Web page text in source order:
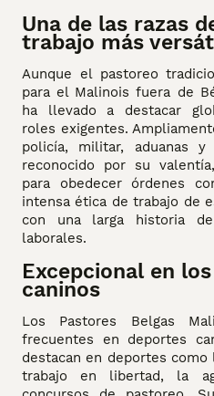
Una de las razas
trabajo más
Aunque el pastoreo
para el Malinois fuera de
ha llevado a destacar
roles exigentes.
policía, militar, aduanas
reconocido por su
para obedecer órdenes
intensa ética de trabajo de
con una larga historia
laborales.
Excepcional en
caninos
Los Pastores Belgas
frecuentes en deportes
destacan en deportes como
trabajo en libertad, la